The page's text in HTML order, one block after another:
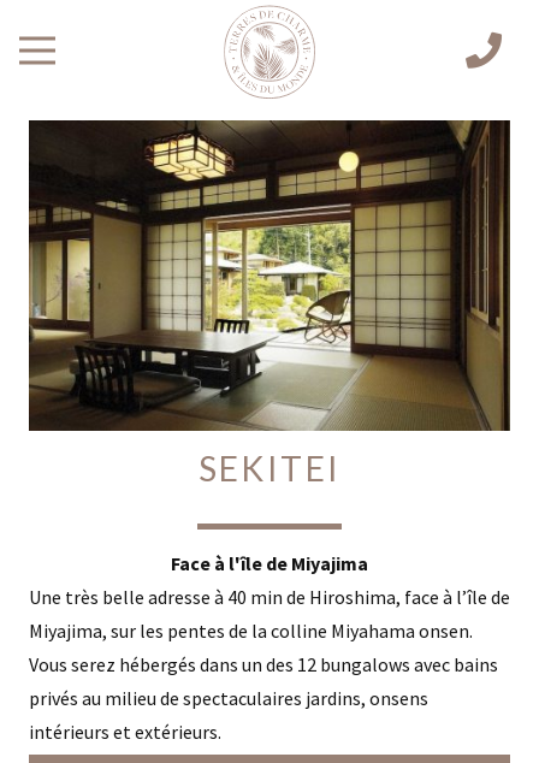
SEKITEI
Face à l'île de Miyajima
Une très belle adresse à 40 min de Hiroshima, face à l’île de
Miyajima, sur les pentes de la colline Miyahama onsen.
Vous serez hébergés dans un des 12 bungalows avec bains
privés au milieu de spectaculaires jardins, onsens
intérieurs et extérieurs.